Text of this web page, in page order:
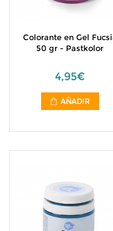
Colorante en Gel
50 gr - Pastkolor
4,95€
AÑADIR